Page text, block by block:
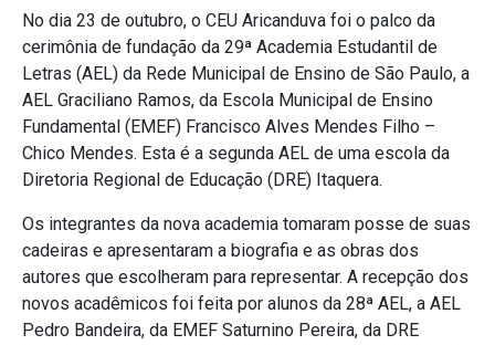
No dia 23 de outubro, o CEU Aricanduva foi o palco da
cerimônia de fundação da 29ª Academia Estudantil de
Letras (AEL) da Rede Municipal de Ensino de São Paulo, a
AEL Graciliano Ramos, da Escola Municipal de Ensino
Fundamental (EMEF) Francisco Alves Mendes Filho –
Chico Mendes. Esta é a segunda AEL de uma escola da
Diretoria Regional de Educação (DRE) Itaquera.
Os integrantes da nova academia tomaram posse de suas
cadeiras e apresentaram a biografia e as obras dos
autores que escolheram para representar. A recepção dos
novos acadêmicos foi feita por alunos da 28ª AEL, a AEL
Pedro Bandeira, da EMEF Saturnino Pereira, da DRE